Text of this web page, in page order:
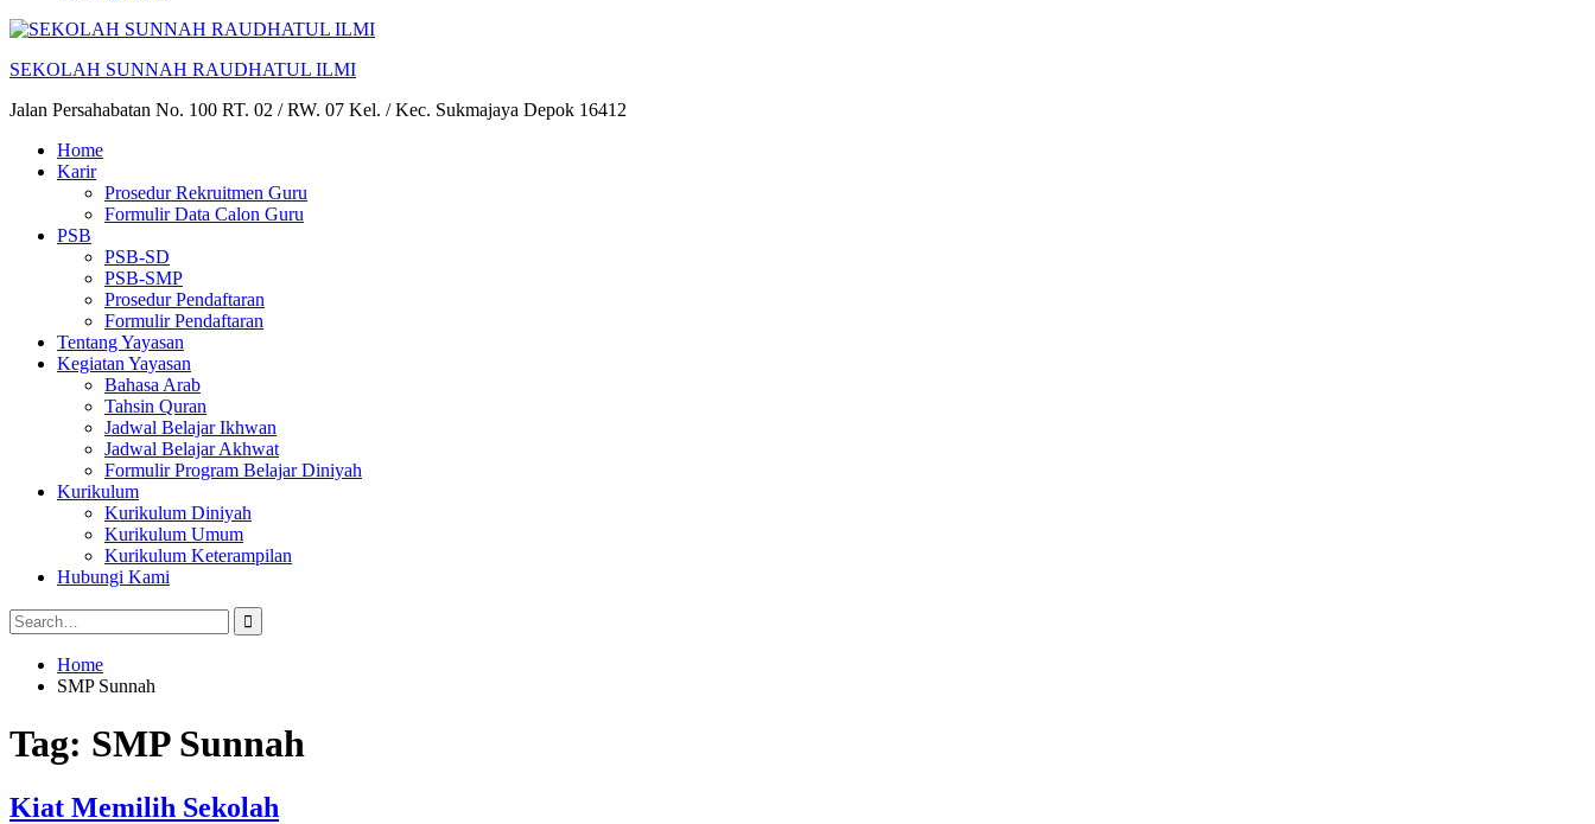
SEKOLAH SUNNAH RAUDHATUL ILMI
Jalan Persahabatan No. 100 RT. 02 / RW. 07 Kel. / Kec. Sukmajaya Depok 16412
Home
Karir
Prosedur Rekruitmen Guru
Formulir Data Calon Guru
PSB
PSB-SD
PSB-SMP
Prosedur Pendaftaran
Formulir Pendaftaran
Tentang Yayasan
Kegiatan Yayasan
Bahasa Arab
Tahsin Quran
Jadwal Belajar Ikhwan
Jadwal Belajar Akhwat
Formulir Program Belajar Diniyah
Kurikulum
Kurikulum Diniyah
Kurikulum Umum
Kurikulum Keterampilan
Hubungi Kami
Search
for:
Home
SMP Sunnah
Tag: SMP Sunnah
Kiat Memilih Sekolah